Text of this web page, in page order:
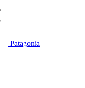
Patagonia